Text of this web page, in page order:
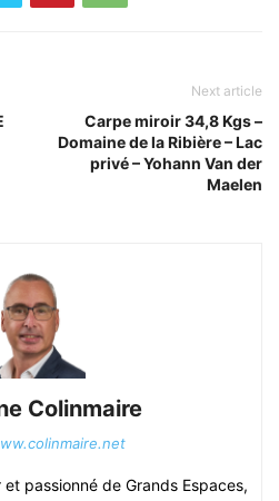
Next article
Carpe miroir 34,8 Kgs –
Domaine de la Ribière – Lac
privé – Yohann Van der
Maelen
Colinmaire
passionné de Grands Espaces,